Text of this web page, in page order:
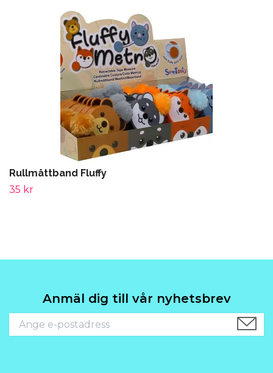
Rullmåttband Fluffy
35 kr
Anmäl dig till vår nyhetsbrev